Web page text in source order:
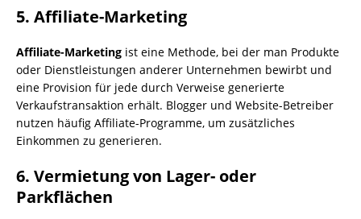
5. Affiliate-Marketing
Affiliate-Marketing ist eine Methode, bei der man Produkte
oder Dienstleistungen anderer Unternehmen bewirbt und
eine Provision für jede durch Verweise generierte
Verkaufstransaktion erhält. Blogger und Website-Betreiber
nutzen häufig Affiliate-Programme, um zusätzliches
Einkommen zu generieren.
6. Vermietung von Lager- oder
Parkflächen